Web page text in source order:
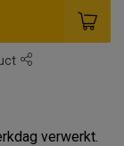
verwerkt.